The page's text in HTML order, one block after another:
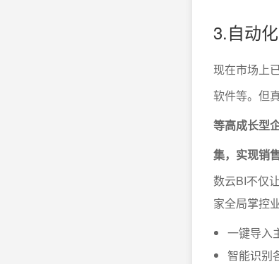
3.自动
现在市场上
软件等。但
等高成长型
集，实现销
数云BI不仅
家全局掌控
一键导入
智能识别